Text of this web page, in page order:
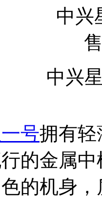
中兴
号拥有轻
的金属
的机身